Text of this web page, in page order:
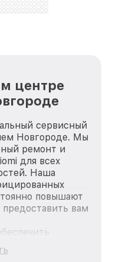
центре
сервисный
Новгороде. Мы
ремонт и
для всех
Наша
повышают
вам
для
Viomi, вне